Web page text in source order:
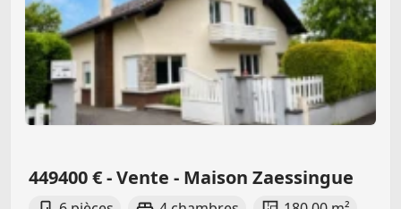
449400 € - Vente - Maison Zaessingue